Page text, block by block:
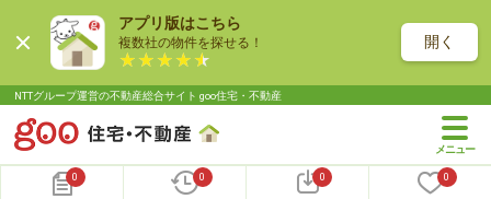
アプリ版はこちら
複数社の物件を探せる！ 開く
NTTグループ運営の不動産総合サイト goo住宅・不動産
0 0 0 0